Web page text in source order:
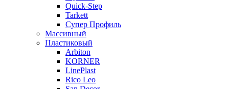
Quick-Step
Tarkett
Супер Профиль
Массивный
Пластиковый
Arbiton
KORNER
LinePlast
Rico Leo